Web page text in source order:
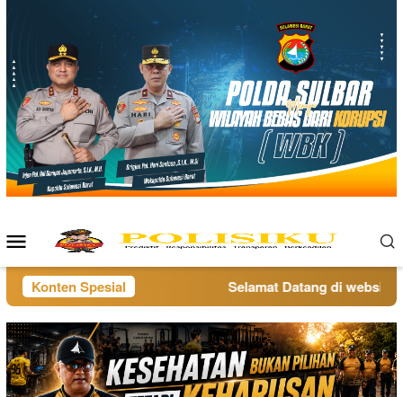
Menu
Mobile
Konten Spesial Selamat Datang di website